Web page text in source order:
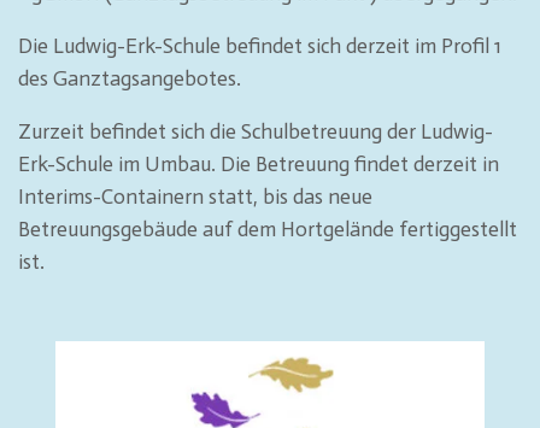
Die Ludwig-Erk-Schule befindet sich derzeit im Profil 1
des Ganztagsangebotes.
Zurzeit befindet sich die Schulbetreuung der Ludwig-
Erk-Schule im Umbau. Die Betreuung findet derzeit in
Interims-Containern statt, bis das neue
Betreuungsgebäude auf dem Hortgelände fertiggestellt
ist.